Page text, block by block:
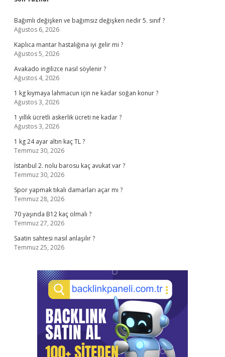
Sidebar
Bağımlı değişken ve bağımsız değişken nedir 5. sınıf ?
Ağustos 6, 2026
Kaplıca mantar hastalığına iyi gelir mi ?
Ağustos 5, 2026
Avakado ingilizce nasıl söylenir ?
Ağustos 4, 2026
1 kg kıymaya lahmacun için ne kadar soğan konur ?
Ağustos 3, 2026
1 yıllık ücretli askerlik ücreti ne kadar ?
Ağustos 3, 2026
1 kg 24 ayar altın kaç TL ?
Temmuz 30, 2026
İstanbul 2. nolu barosu kaç avukat var ?
Temmuz 30, 2026
Spor yapmak tıkalı damarları açar mı ?
Temmuz 28, 2026
70 yaşında B12 kaç olmalı ?
Temmuz 27, 2026
Saatin sahtesi nasıl anlaşılır ?
Temmuz 25, 2026